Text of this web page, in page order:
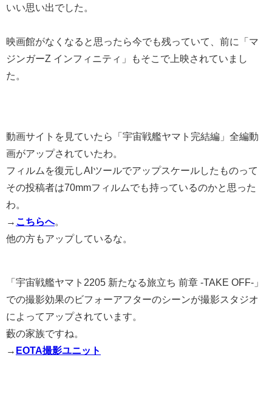
いい思い出でした。
映画館がなくなると思ったら今でも残っていて、前に「マ
ジンガーZ インフィニティ」もそこで上映されていまし
た。
動画サイトを見ていたら「宇宙戦艦ヤマト完結編」全編動
画がアップされていたわ。
フィルムを復元しAIツールでアップスケールしたものって
その投稿者は70mmフィルムでも持っているのかと思った
わ。
→ こちらへ。
他の方もアップしているな。
「宇宙戦艦ヤマト2205 新たなる旅立ち 前章 -TAKE OFF-」
での撮影効果のビフォーアフターのシーンが撮影スタジオ
によってアップされています。
藪の家族ですね。
→ EOTA撮影ユニット